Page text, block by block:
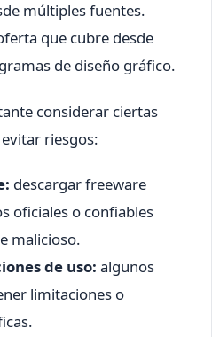
múltiples fuentes.
que cubre desde
de diseño gráfico.
considerar ciertas
riesgos:
descargar freeware
oficiales o confiables
malicioso.
de uso: algunos
limitaciones o